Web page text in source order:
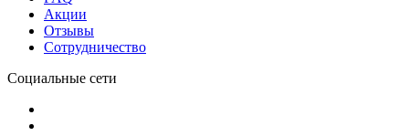
Акции
Отзывы
Сотрудничество
Социальные сети